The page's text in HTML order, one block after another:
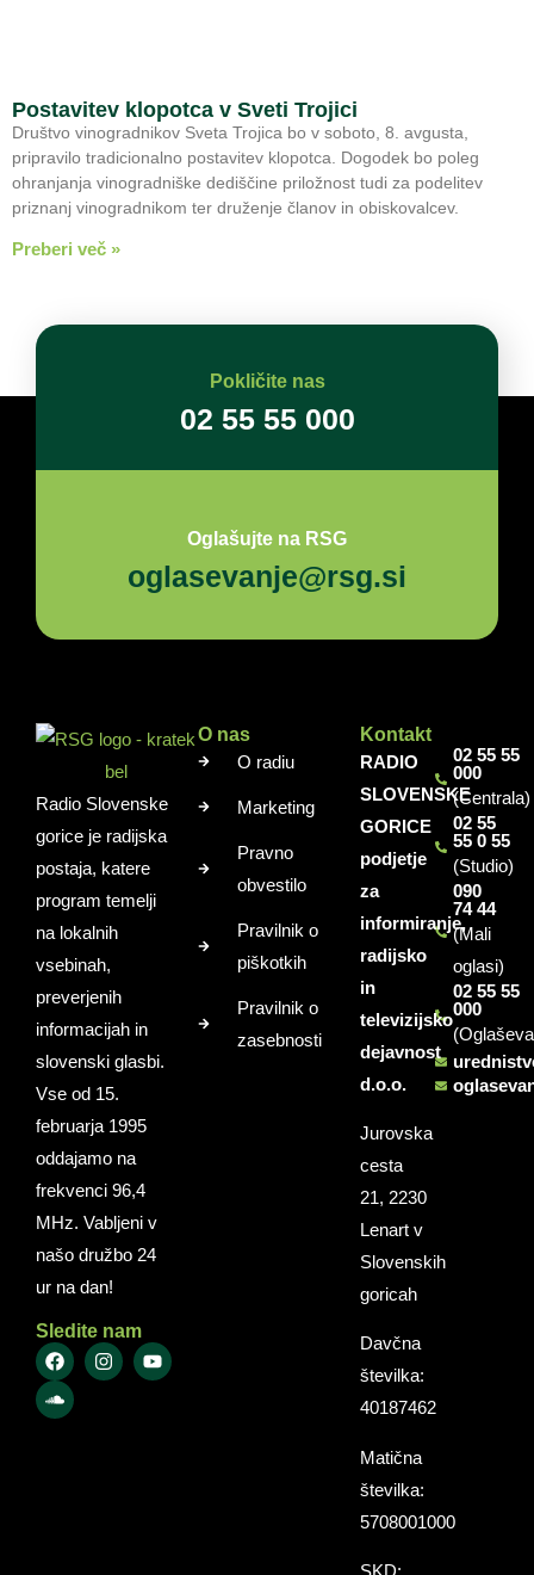
Postavitev klopotca v Sveti Trojici
Društvo vinogradnikov Sveta Trojica bo v soboto, 8. avgusta,
pripravilo tradicionalno postavitev klopotca. Dogodek bo poleg
ohranjanja vinogradniške dediščine priložnost tudi za podelitev
priznanj vinogradnikom ter druženje članov in obiskovalcev.
Preberi več »
Pokličite nas
02 55 55 000
Oglašujte na RSG
oglasevanje@rsg.si
Radio Slovenske
gorice je radijska
postaja, katere
program temelji
na lokalnih
vsebinah,
preverjenih
informacijah in
slovenski glasbi.
Vse od 15.
februarja 1995
oddajamo na
frekvenci 96,4
MHz. Vabljeni v
našo družbo 24
ur na dan!
Sledite nam
O nas
O radiu
Marketing
Pravno
obvestilo
Pravilnik o
piškotkih
Pravilnik o
zasebnosti
Kontakt
RADIO
SLOVENSKE
GORICE
podjetje
za
informiranje,
radijsko
in
televizijsko
dejavnost
d.o.o.
Jurovska
cesta
21, 2230
Lenart v
Slovenskih
goricah
Davčna
številka:
40187462
Matična
številka:
5708001000
SKD:
02 55 55
000
(Centrala)
02 55
55 0 55
(Studio)
090
74 44
(Mali
oglasi)
02 55 55
000